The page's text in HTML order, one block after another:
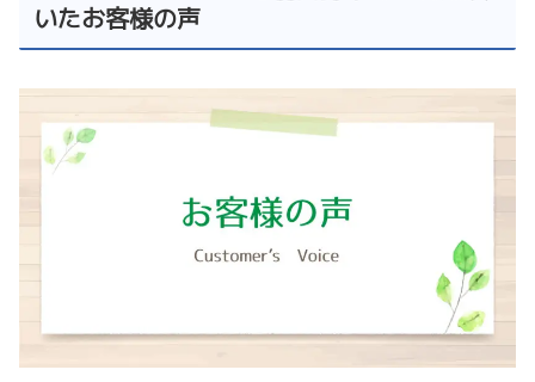
いたお客様の声